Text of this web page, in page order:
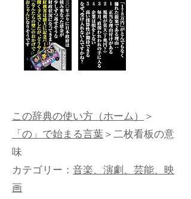
この辞典の使い方（ホーム）＞
「の」で始まる言葉＞二枚看板の意
味
カテゴリー： 音楽、演劇、芸能、映
画